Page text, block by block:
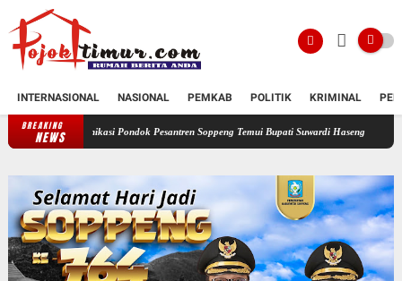
INTERNASIONAL NASIONAL PEMKAB POLITIK KRIMINAL
BREAKING
NEWS
Pondok Pesantren Soppeng Temui Bupati Suwardi Haseng Serahkan Rancangan